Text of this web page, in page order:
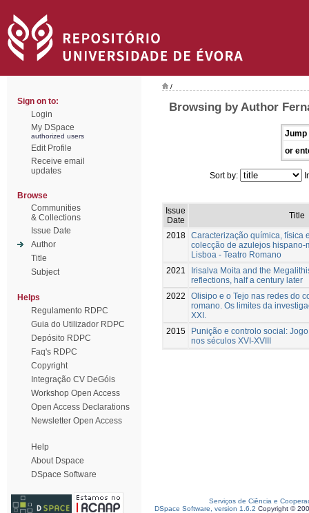
Sign on to:
Login
My DSpace
authorized users
Edit Profile
Receive email
updates
Browse
Communities
& Collections
Issue Date
Author
Title
Subject
Helps
Regulamento RDPC
Guia do Utilizador RDPC
Depósito RDPC
Faq's RDPC
Copyright
Integração CV DeGóis
Workshop Open Access
Open Access Declarations
Newsletter Open Access
Help
About Dspace
DSpace Software
/
Browsing by Author
Jump
or
Sort by:
Issue
Date
Title
2018 Caracterização química, física
colecção de azulejos hispano-
Lisboa - Teatro Romano
2021
Irisalva Moita and the
reflections, half a century later
2022
Olisipo e o Tejo nas redes do
romano. Os limites da
XXI.
2015
Punição e controlo social:
nos séculos XVI-XVIII
Serviços de Ciência e
DSpace Software, version 1.6.2 Copyright ©